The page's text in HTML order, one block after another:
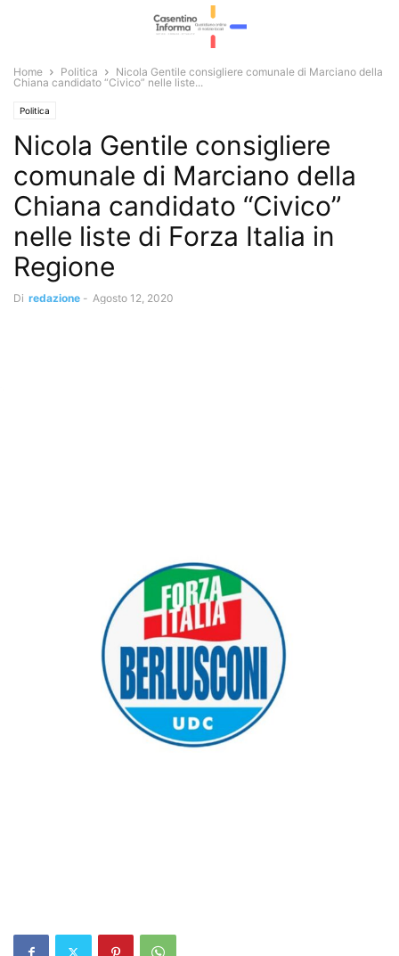
Home Politica
Nicola Gentile consigliere comunale di Marciano della
Chiana candidato “Civico” nelle liste...
Politica
Nicola Gentile consigliere
comunale di Marciano della
Chiana candidato “Civico”
nelle liste di Forza Italia in
Regione
Di redazione - Agosto 12, 2020